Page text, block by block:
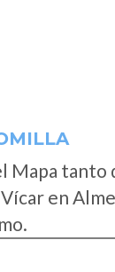
Mapa
en